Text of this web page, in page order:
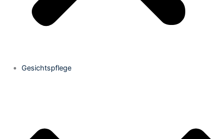
Gesichtspflege